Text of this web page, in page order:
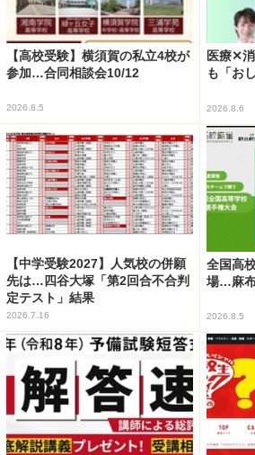
【高校受験】横須賀の私立4校が
参加…合同相談会10/12
2026.8.5
医療✕
も「お
2026.8.6
【中学受験2027】人気校の併願
先は…四谷大塚「第2回合不合判
定テスト」結果
2026.7.16
全国高
場…麻
2026.8.5